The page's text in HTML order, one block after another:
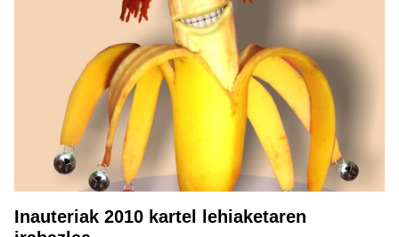
Inauteriak 2010 kartel lehiaketaren